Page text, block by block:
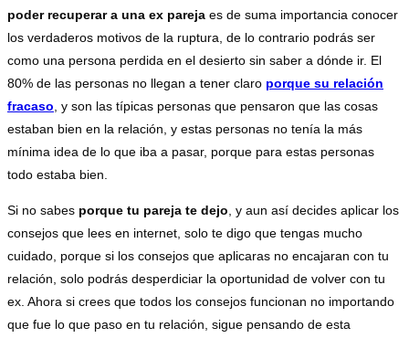
poder recuperar a una ex pareja es de suma importancia conocer
los verdaderos motivos de la ruptura, de lo contrario podrás ser
como una persona perdida en el desierto sin saber a dónde ir. El
80% de las personas no llegan a tener claro porque su relación
fracaso , y son las típicas personas que pensaron que las cosas
estaban bien en la relación, y estas personas no tenía la más
mínima idea de lo que iba a pasar, porque para estas personas
todo estaba bien.
Si no sabes porque tu pareja te dejo , y aun así decides aplicar los
consejos que lees en internet, solo te digo que tengas mucho
cuidado, porque si los consejos que aplicaras no encajaran con tu
relación, solo podrás desperdiciar la oportunidad de volver con tu
ex. Ahora si crees que todos los consejos funcionan no importando
que fue lo que paso en tu relación, sigue pensando de esta